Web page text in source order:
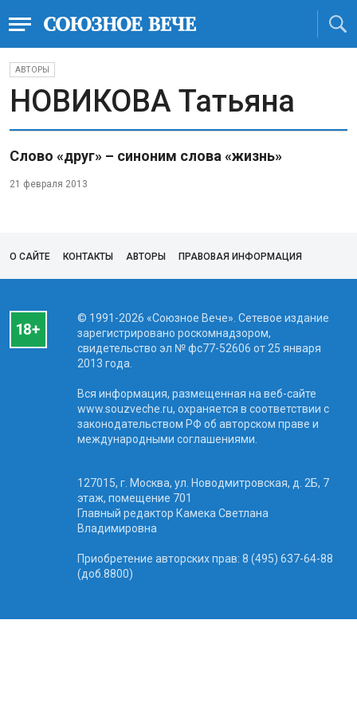
АВТОРЫ
НОВИКОВА Татьяна
Слово «друг» – синоним слова «жизнь»
21 февраля 2013
О САЙТЕ КОНТАКТЫ АВТОРЫ ПРАВОВАЯ ИНФОРМАЦИЯ
© 1991-2026 «Союзное Вече». Сетевое издание
зарегистрировано роскомнадзором,
свидетельство эл № фc77-52606 от 25 января
2013 года.
Вся информация, размещенная на веб-сайте
www.souzveche.ru, охраняется в соответствии с
законодательством РФ об авторском праве и
международными соглашениями.
127015, г. Москва, ул. Новодмитровская, д. 2Б, 7
этаж, помещение 701
Главный редактор Камека Светлана
Владимировна
Приобретение авторских прав: 8 (495) 637-64-88
(доб.8800)